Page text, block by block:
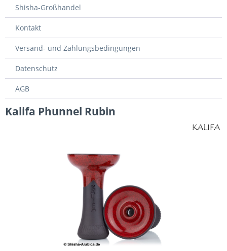
Shisha-Großhandel
Kontakt
Versand- und Zahlungsbedingungen
Datenschutz
AGB
Kalifa Phunnel Rubin